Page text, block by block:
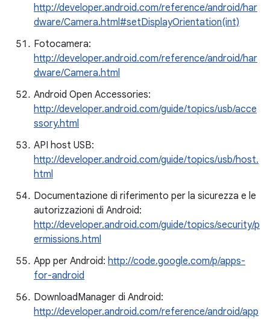
http://developer.android.com/reference/android/har
dware/Camera.html#setDisplayOrientation(int)
Fotocamera:
http://developer.android.com/reference/android/har
dware/Camera.html
Android Open Accessories:
http://developer.android.com/guide/topics/usb/acce
ssory.html
API host USB:
http://developer.android.com/guide/topics/usb/host.
html
Documentazione di riferimento per la sicurezza e le
autorizzazioni di Android:
http://developer.android.com/guide/topics/security/p
ermissions.html
App per Android: http://code.google.com/p/apps-
for-android
DownloadManager di Android:
http://developer.android.com/reference/android/app